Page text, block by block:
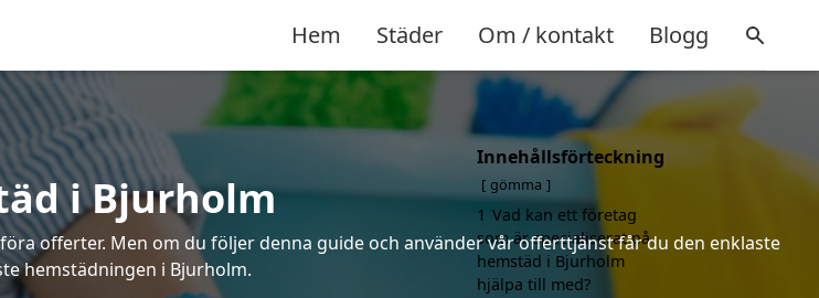
Hem Städer Om / kontakt Blogg
i Bjurholm
offerter. Men om du följer denna guide och använder vår offerttjänst får du den enklaste
hemstädningen i Bjurholm.
Innehållsförteckning
gömma
1 Vad kan ett företag
som är specialiserat på
hemstäd i Bjurholm
hjälpa till med?